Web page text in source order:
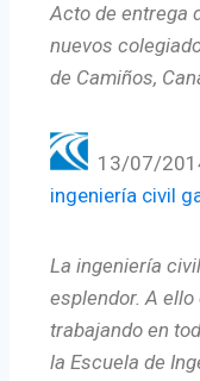
Acto de entrega
nuevos
de Camiños,
13/07/
ingeniería civil
La ingeniería
esplendor. A
trabajando en
la Escuela de